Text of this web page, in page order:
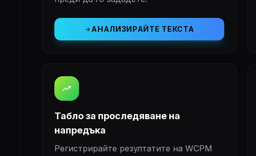
arrow_forwardАНАЛИЗИРАЙТЕ ТЕКСТА
trending_up
Табло за проследяване на
напредъка
Регистрирайте резултатите на WCPM